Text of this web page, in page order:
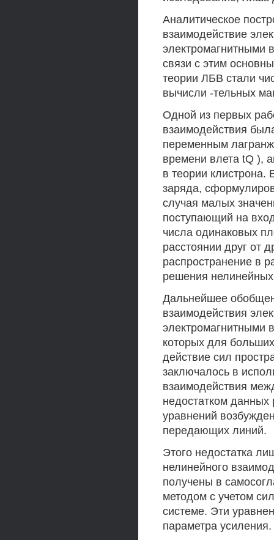
Аналитическое
взаимодействие
электромагнитными
связи с этим
теории ЛБВ стали
вычисли -тельных
Одной из первых
взаимодействия
переменным
времени влета tQ ),
в теории клистрона.
заряда,
случая малых
поступающий на
числа одинаковых
расстоянии друг от
распространение в
решения
Дальнейшее
взаимодействия
электромагнитными
которых для
действие сил
заключалось в
взаимодействия
недостатком данных
уравнений
передающих линий.
Этого недостатка
нелинейного
получены в
методом с учетом
системе. Эти
параметра усиления.